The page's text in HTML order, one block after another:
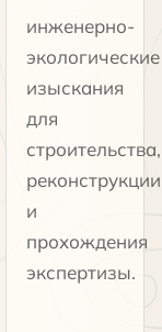
инженерно-
экологические
изыскания
для
строительства,
реконструкции
и
прохождения
экспертизы.